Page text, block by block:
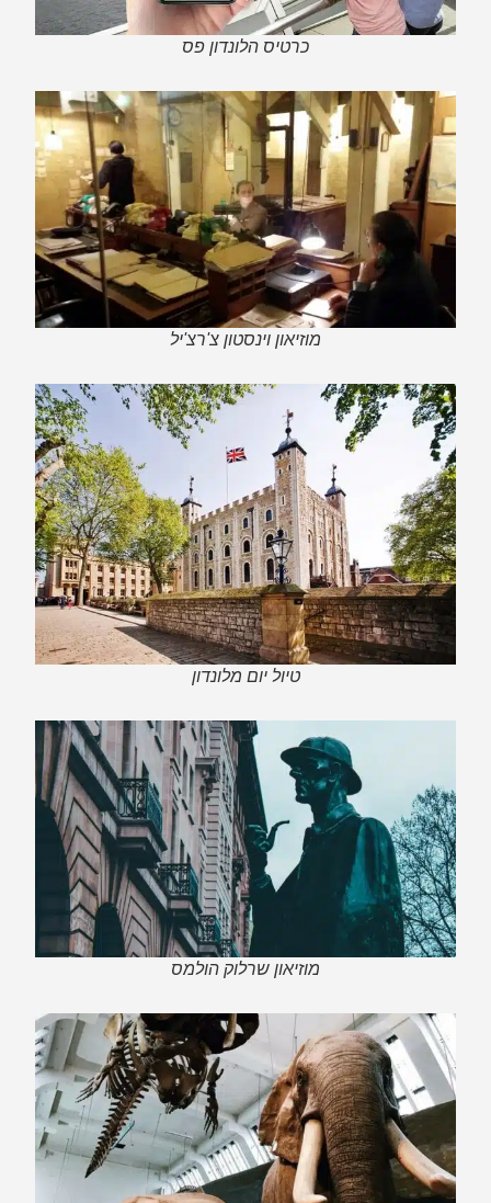
כרטיס הלונדון פס
מוזיאון וינסטון צ'רצ'יל
טיול יום מלונדון
מוזיאון שרלוק הולמס